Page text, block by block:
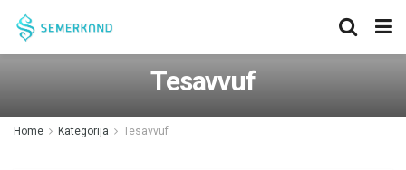
Tesavvuf
Home Kategorija Tesavvuf